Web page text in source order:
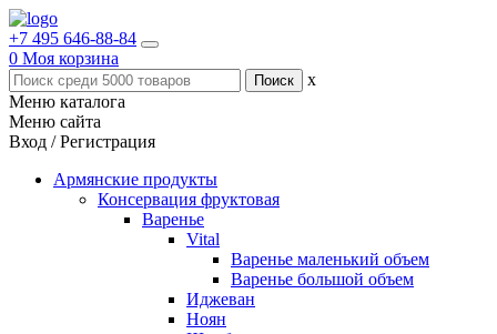
+7 495 646-88-84
0 Моя корзина
x
Меню каталога
Меню сайта
Вход / Регистрация
Армянские продукты
Консервация фруктовая
Варенье
Vital
Варенье маленький объем
Варенье большой объем
Иджеван
Ноян